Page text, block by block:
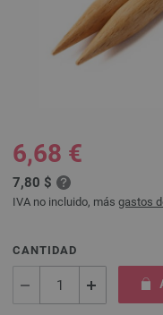
6,68 €
7,80 $
IVA no incluido, más gastos
CANTIDAD